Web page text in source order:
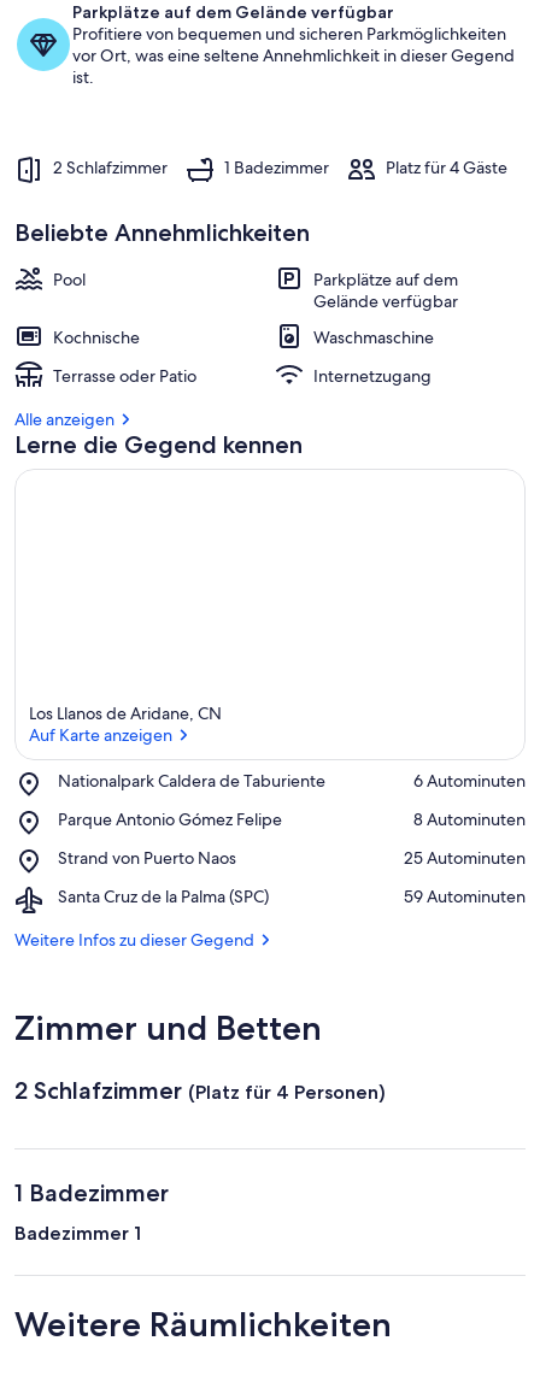
Speisen im Freien
Parkplätze auf dem Gelände verfügbar
Profitiere von bequemen und sicheren Parkmöglichkeiten
vor Ort, was eine seltene Annehmlichkeit in dieser Gegend
ist.
2 Schlafzimmer 1 Badezimmer Platz für 4 Gäste
Beliebte Annehmlichkeiten
Pool
Parkplätze auf dem
Gelände verfügbar
Kochnische
Waschmaschine
Terrasse oder Patio
Internetzugang
Alle anzeigen
Lerne die Gegend kennen
Los Llanos de Aridane, CN
Auf Karte anzeigen
Nationalpark Caldera de Taburiente
Place,
Caldera
Taburiente
‪6 Autominuten‬
Parque Antonio Gómez Felipe
Place,
Antonio
Felipe
‪8 Autominuten‬
Strand von Puerto Naos
Place,
von
Naos
‪25 Autominuten‬
Santa Cruz de la Palma (SPC)
Airport,
Cruz
(SPC)
‪59 Autominuten‬
Weitere Infos zu dieser Gegend
Zimmer und Betten
2 Schlafzimmer (Platz für 4 Personen)
1 Badezimmer
Badezimmer 1
Weitere Räumlichkeiten